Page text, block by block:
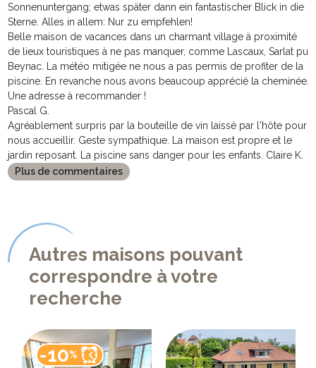
Sonnenuntergang; etwas später dann ein fantastischer Blick in die
Sterne. Alles in allem: Nur zu empfehlen!
Belle maison de vacances dans un charmant village à proximité
de lieux touristiques à ne pas manquer, comme Lascaux, Sarlat pu
Beynac. La météo mitigée ne nous a pas permis de profiter de la
piscine. En revanche nous avons beaucoup apprécié la cheminée.
Une adresse à recommander !
Pascal G.
Agréablement surpris par la bouteille de vin laissé par l'hôte pour
nous accueillir. Geste sympathique. La maison est propre et le
jardin reposant. La piscine sans danger pour les enfants. Claire K.
Plus de commentaires
Autres maisons pouvant
correspondre à votre
recherche
-10%